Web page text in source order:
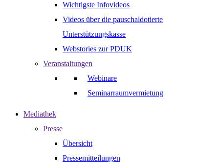
Wichtigste Infovideos
Videos über die pauschaldotierte
Unterstützungskasse
Webstories zur PDUK
Veranstaltungen
Webinare
Seminarraumvermietung
Mediathek
Presse
Übersicht
Pressemitteilungen